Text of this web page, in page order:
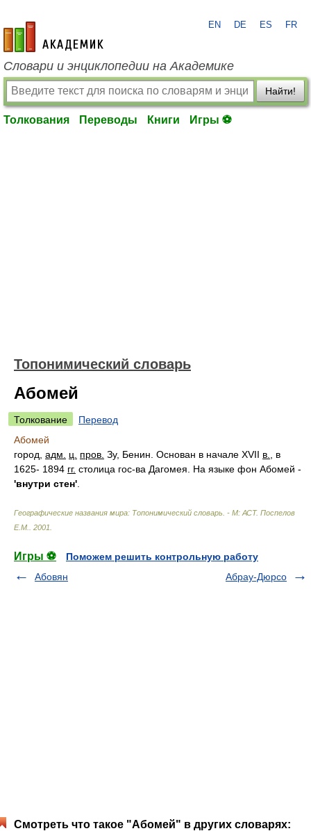
academic.ru
EN DE ES FR
Словари и энциклопедии на Академике
Найти!
Толкования Переводы Книги Игры ⚽
Топонимический словарь
Абомей
Толкование
Перевод
Абомей
город, адм. ц. пров. Зу, Бенин. Основан в начале XVII в.
, в
1625- 1894 гг. столица гос-ва Дагомея. На языке фон Абомей -
'внутри стен'
Географические названия мира: Топонимический словарь. - М: АСТ. Поспелов
Е.М.
2001
Игры ⚽
Поможем решить контрольную работу
Абовян
Абрау-Дюрсо
Смотреть что такое "Абомей" в других словарях: